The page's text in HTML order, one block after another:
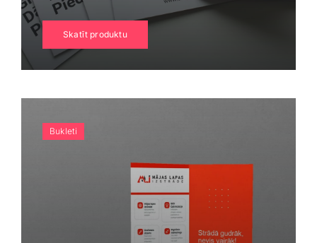
Skatīt produktu
Bukleti